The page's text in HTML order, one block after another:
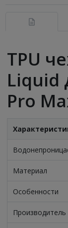
TPU
Liquid
Pro
Материал
Особенности
Производитель